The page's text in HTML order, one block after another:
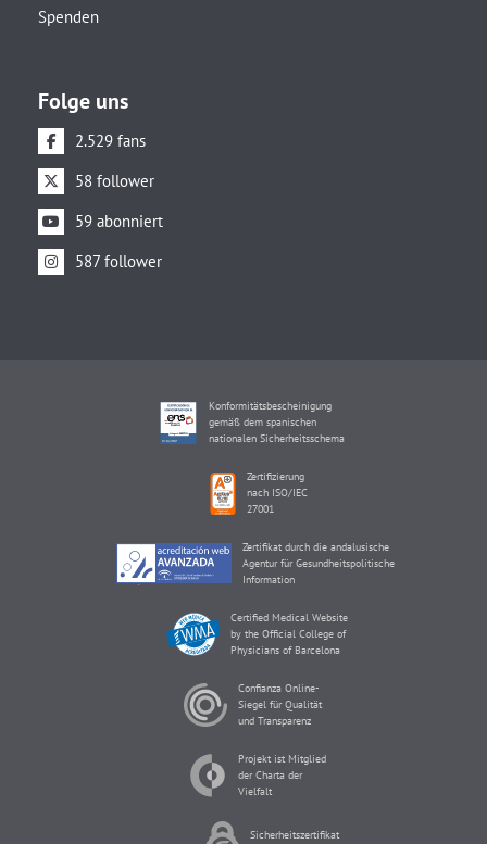
Spenden
Folge uns
2.529 fans
58 follower
59 abonniert
587 follower
Konformitätsbescheinigung
gemäß dem spanischen
nationalen Sicherheitsschema
Zertifizierung
nach ISO/IEC
27001
Zertifikat durch die andalusische
Agentur für Gesundheitspolitische
Information
Certified Medical Website
by the Official College of
Physicians of Barcelona
Confianza Online-
Siegel für Qualität
und Transparenz
Projekt ist Mitglied
der Charta der
Vielfalt
Sicherheitszertifikat